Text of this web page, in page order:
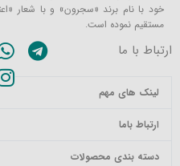
خود با نام برند «سجرون» و با شعار
مستقیم نموده است.
ارتباط با ما
لینک های مهم
ارتباط باما
دسته بندی محصولات